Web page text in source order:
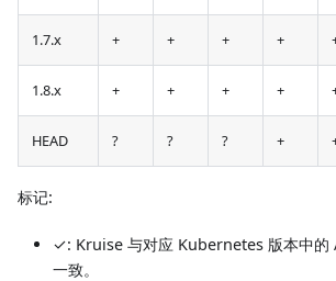
1.7.x + + + +
1.8.x + + + +
HEAD ? ? ? +
标记:
✓: Kruise 与对应 Kubernetes 版本中的
一致。